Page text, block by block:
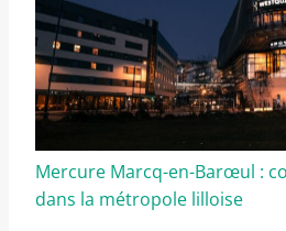
Mercure Marcq-en-Barœul :
dans la métropole lilloise